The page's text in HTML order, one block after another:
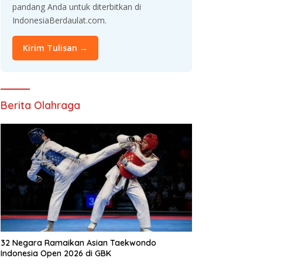
pandang Anda untuk diterbitkan di
IndonesiaBerdaulat.com.
Kirim Tulisan →
Berita Olahraga
32 Negara Ramaikan Asian Taekwondo
Indonesia Open 2026 di GBK